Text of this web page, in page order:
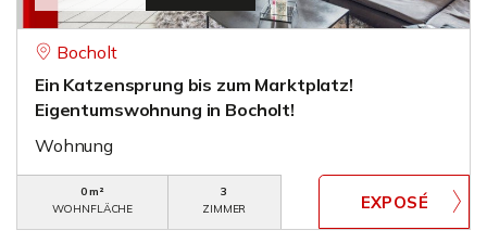
Bocholt
Ein Katzensprung bis zum Marktplatz!
Eigentumswohnung in Bocholt!
Wohnung
0 m²
WOHNFLÄCHE
3
ZIMMER